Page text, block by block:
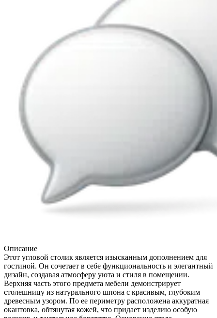
Описание
Этот угловой столик является изысканным дополнением для
гостиной. Он сочетает в себе функциональность и элегантный
дизайн, создавая атмосферу уюта и стиля в помещении.
Верхняя часть этого предмета мебели демонстрирует
столешницу из натурального шпона с красивым, глубоким
древесным узором. По ее периметру расположена аккуратная
окантовка, обтянутая кожей, что придает изделию особую